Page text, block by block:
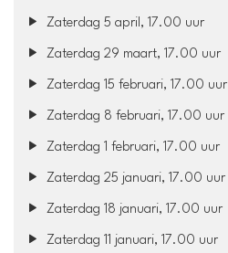
Zaterdag 5 april, 17.00 uur
Zaterdag 29 maart, 17.00 uur
Zaterdag 15 februari, 17.00 uur
Zaterdag 8 februari, 17.00 uur
Zaterdag 1 februari, 17.00 uur
Zaterdag 25 januari, 17.00 uur
Zaterdag 18 januari, 17.00 uur
Zaterdag 11 januari, 17.00 uur